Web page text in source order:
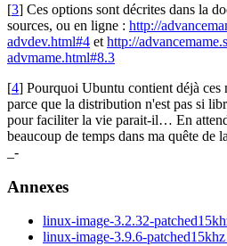
[3] Ces options sont décrites dans la
sources, ou en ligne : http://
advdev.html#4 et http://
advmame.html#8.3
[4] Pourquoi Ubuntu contient déjà ces
parce que la distribution n'est pas si
pour faciliter la vie parait-il… En
beaucoup de temps dans ma quête de
_-
Annexes
linux-image-3.2.32-
linux-image-3.9.6-